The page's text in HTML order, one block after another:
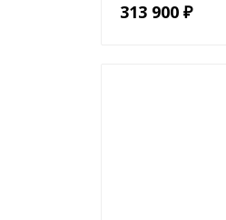
313 900 ₽